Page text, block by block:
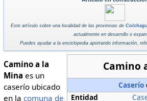
Este artículo sobre una localidad de las provincias de
actualmente en desarrollo o
Puedes ayudar a la enciclopedia aportando información,
Camino
Caserío
Entidad
Camino a la
Mina es un
caserío ubicado
en la comuna de